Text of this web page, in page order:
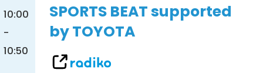
10:00
-
10:50
SPORTS BEAT supported
by TOYOTA